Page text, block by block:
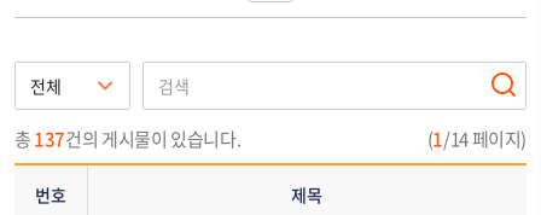
총137건의 게시물이 있습니다. (1/14 페이지)
번
목,
번호 제목